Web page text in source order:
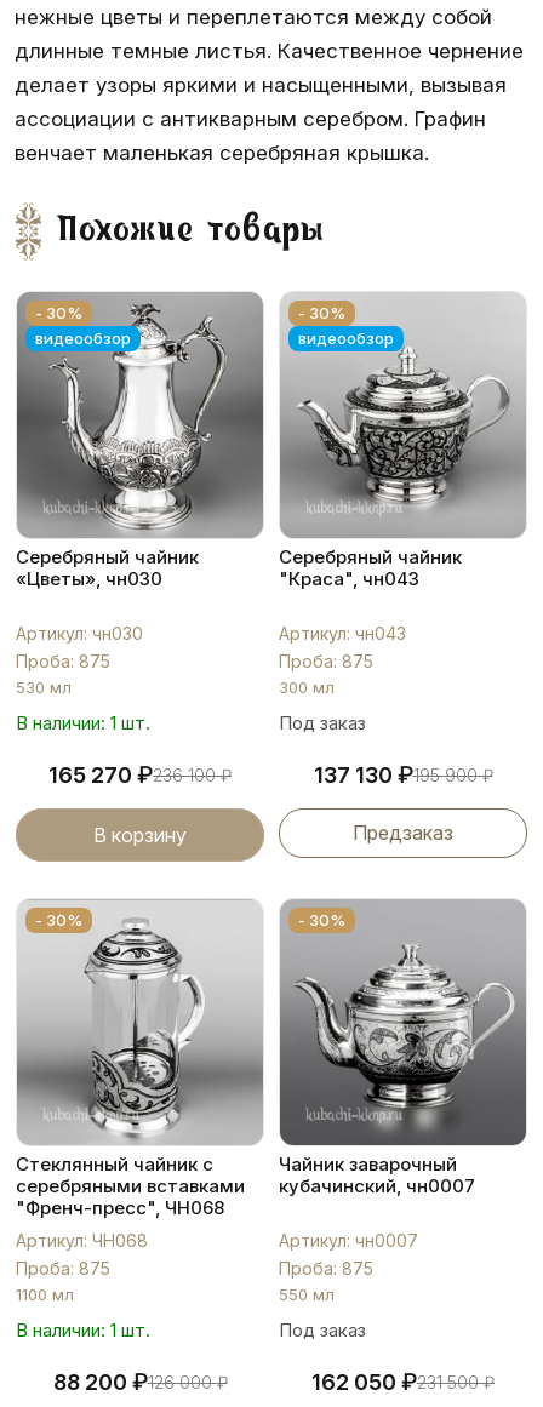
нежные цветы и переплетаются между собой
длинные темные листья. Качественное чернение
делает узоры яркими и насыщенными, вызывая
ассоциации с антикварным серебром. Графин
венчает маленькая серебряная крышка.
Похожие товары
- 30%
видеообзор
Серебряный чайник
«Цветы», чн030
Артикул: чн030
Проба: 875
530 мл
В наличии: 1 шт.
165 270 ₽236 100₽
В корзину
- 30%
видеообзор
Серебряный чайник
"Краса", чн043
Артикул: чн043
Проба: 875
300 мл
Под заказ
137 130 ₽195 900₽
Предзаказ
- 30%
Стеклянный чайник с
серебряными вставками
"Френч-пресс", ЧН068
Артикул: ЧН068
Проба: 875
1100 мл
В наличии: 1 шт.
88 200 ₽126 000₽
- 30%
Чайник заварочный
кубачинский, чн0007
Артикул: чн0007
Проба: 875
550 мл
Под заказ
162 050 ₽231 500₽